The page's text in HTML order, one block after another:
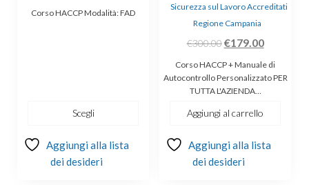
di
Corso HACCP Modalità: FAD
Scegli
Aggiungi alla lista
dei desideri
Sicurezza sul Lavoro Accreditati
Regione Campania
€300.00Il
prezzo
originale
era:
€300.00.
€179.00Il
prezzo
attuale
Corso HACCP + Manuale di
Autocontrollo Personalizzato PER
TUTTA L'AZIENDA…
Aggiungi al carrello
Aggiungi alla lista
dei desideri